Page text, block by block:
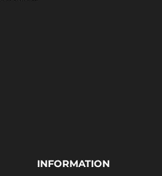
INFORMATION